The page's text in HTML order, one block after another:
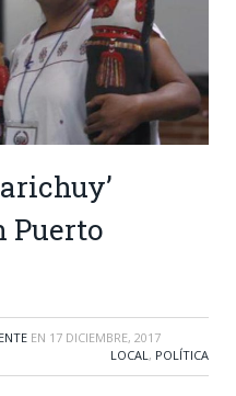
Puerto
EN 17 DICIEMBRE, 2017
LOCAL , POLÍTICA